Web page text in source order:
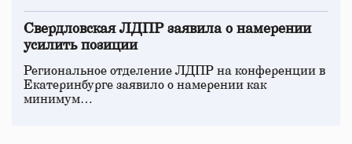
Свердловская ЛДПР заявила о намерении
усилить позиции
Региональное отделение ЛДПР на конференции в
Екатеринбурге заявило о намерении как
минимум…